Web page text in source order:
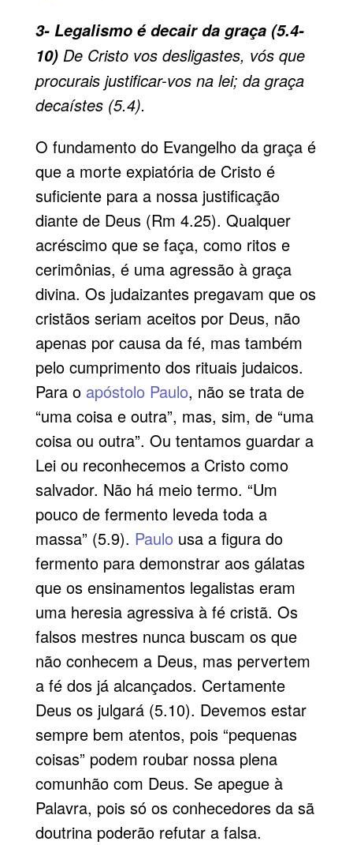
3- Legalismo é decair da graça (5.4-
10)De Cristo vos desligastes, vós que
procurais justificar-vos na lei; da graça
decaístes (5.4).
O fundamento do Evangelho da graça é
que a morte expiatória de Cristo é
suficiente para a nossa justificação
diante de Deus (Rm 4.25). Qualquer
acréscimo que se faça, como ritos e
cerimônias, é uma agressão à graça
divina. Os judaizantes pregavam que os
cristãos seriam aceitos por Deus, não
apenas por causa da fé, mas também
pelo cumprimento dos rituais judaicos.
Para o apóstolo Paulo, não se trata de
“uma coisa e outra”, mas, sim, de “uma
coisa ou outra”. Ou tentamos guardar a
Lei ou reconhecemos a Cristo como
salvador. Não há meio termo. “Um
pouco de fermento leveda toda a
massa” (5.9). Paulousa a figura do
fermento para demonstrar aos gálatas
que os ensinamentos legalistas eram
uma heresia agressiva à fé cristã. Os
falsos mestres nunca buscam os que
não conhecem a Deus, mas pervertem
a fé dos já alcançados. Certamente
Deus os julgará (5.10). Devemos estar
sempre bem atentos, pois “pequenas
coisas” podem roubar nossa plena
comunhão com Deus. Se apegue à
Palavra, pois só os conhecedores da sã
doutrina poderão refutar a falsa.